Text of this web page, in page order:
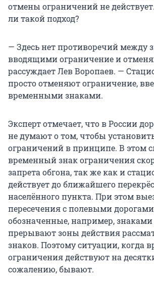
отмены ограничений не
ли такой подход?
— Здесь нет противоречий между
вводящими ограничение и
рассуждает Лев Воропаев. —
просто отменяют ограничение,
временными знаками.
Эксперт отмечает, что в России
не думают о том, чтобы
ограничений в принципе. В этом
временный знак ограничения
запрета обгона, так же как и
действует до ближайшего
населённого пункта. При этом
пересечения с полевыми
обозначенные, например, знаками
прерывают зоны действия
знаков. Поэтому ситуации, когда
ограничения действуют на
сожалению, бывают.